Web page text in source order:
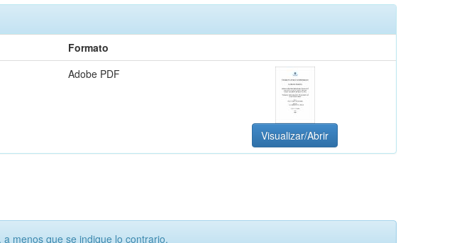
Formato
Adobe PDF
Visualizar/Abrir
menos que se indique lo contrario.